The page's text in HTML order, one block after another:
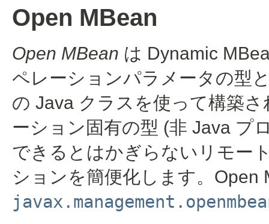
Open MBean
Open MBean は Dynamic
ペレーションパラメータの型
の Java クラスを使って構築
ーション固有の型 (非 Java プ
できるとはかぎらないリモー
ションを簡便化します。Open